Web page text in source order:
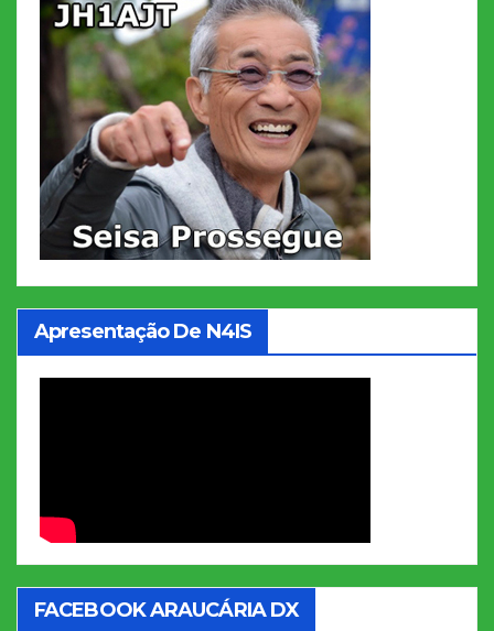
Apresentação De N4IS
FACEBOOK ARAUCÁRIA DX